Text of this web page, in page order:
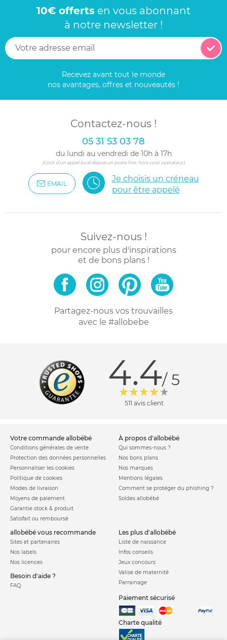
10€ offerts en vous abonnant
à notre newsletter !
Recevez avant tout le monde
nos avantages, offres et nouveautés !
Contactez-nous !
05 31 53 03 78
du lundi au vendredi de 10h à 17h
(Coût d'un appel local depuis un poste fixe, hors coût opérateur)
EMAIL
Je choisis un créneau
pour être appelé
Suivez-nous !
pour encore plus d'inspirations
et de bons plans !
Partagez-nous vos trouvailles
avec le #allobebe
4.4/ 5
511 avis client
votre commande allobébé
Conditions générales de vente
Protection des données personnelles
Personnaliser les cookies
Politique de cookies
Modes de livraison
Moyens de paiement
Garantie stock & produit
Satisfait ou remboursé
à propos d'allobébé
Qui sommes-nous ?
Nos bons plans
Nos marques
Mentions légales
Comment se protéger du phishing ?
Soldes allobébé
allobébé vous recommande
Sites et partenaires
Nos labels
Nos licences
Besoin d'aide ?
FAQ
les plus d'allobébé
Liste de naissance
Infos conseils
Jeux concours
Valise de maternité
Parrainage
Paiement sécurisé
Charte qualité